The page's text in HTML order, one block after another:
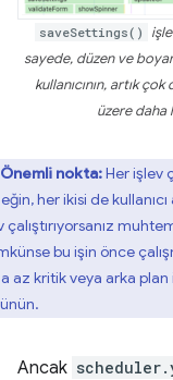
saveSettings()
sayede, düzen ve
kullanıcının, artık
üzere daha
Önemli nokta:Her işlev
her ikisi de
çalıştırıyorsanız
bu işin önce
az kritik veya arka plan
Ancak